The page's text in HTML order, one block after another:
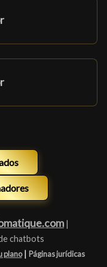
|
chatbots
plano | Páginas jurídicas